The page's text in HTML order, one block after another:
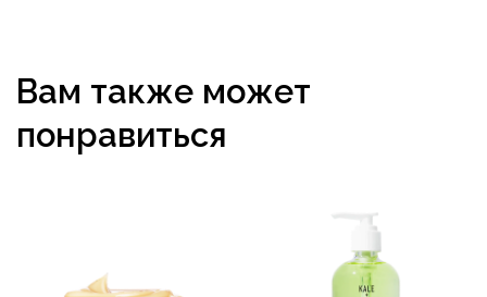
Вам также может
понравиться